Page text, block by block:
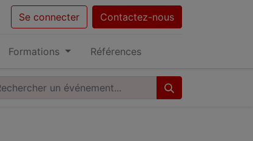
Se connecter Contactez-nous
Formations Références